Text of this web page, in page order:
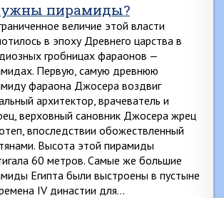
пирамиды?
величие этой власти
в эпоху Древнего царства в
гробницах фараонов —
Первую, самую древнюю
фараона Джосера воздвиг
архитектор, врачеватель и
верховный сановник Джосера жрец
впоследствии обожествленный
Высота этой пирамиды
60 метров. Самые же большие
Египта были выстроены в пустыне
IV династии для…